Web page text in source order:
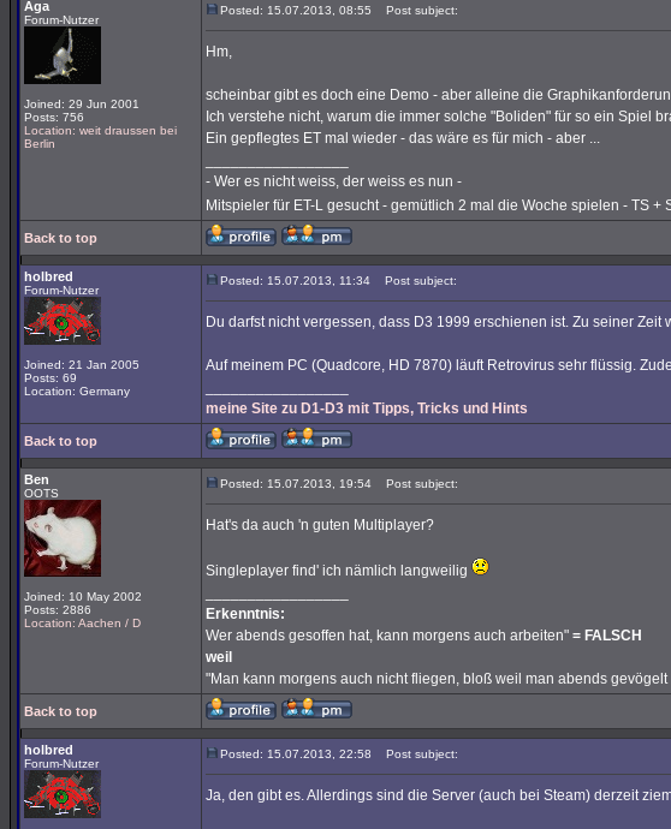
Aga
Forum-Nutzer
Joined: 29 Jun 2001
Posts: 756
Location: weit draussen bei
Berlin
Posted: 15.07.2013, 08:55 Post subject:
Hm,
scheinbar gibt es doch eine Demo - aber alleine die
Ich verstehe nicht, warum die immer solche "Boliden" für so ein Spiel
Ein gepflegtes ET mal wieder - das wäre es für mich - aber ...
- Wer es nicht weiss, der weiss es nun -
Mitspieler für ET-L gesucht - gemütlich 2 mal die Woche spielen - TS
Back to top
holbred
Forum-Nutzer
Joined: 21 Jan 2005
Posts: 69
Location: Germany
Posted: 15.07.2013, 11:34 Post subject:
Du darfst nicht vergessen, dass D3 1999 erschienen ist. Zu seiner
Auf meinem PC (Quadcore, HD 7870) läuft Retrovirus sehr flüssig.
meine Site zu D1-D3 mit Tipps, Tricks und Hints
Back to top
Ben
OOTS
Joined: 10 May 2002
Posts: 2886
Location: Aachen / D
Posted: 15.07.2013, 19:54 Post subject:
Hat's da auch 'n guten Multiplayer?
Singleplayer find' ich nämlich langweilig
Erkenntnis:
Wer abends gesoffen hat, kann morgens auch arbeiten" = FALSCH
weil
"Man kann morgens auch nicht fliegen, bloß weil man abends gevögelt
Back to top
holbred
Forum-Nutzer
Posted: 15.07.2013, 22:58 Post subject:
Ja, den gibt es. Allerdings sind die Server (auch bei Steam) derzeit